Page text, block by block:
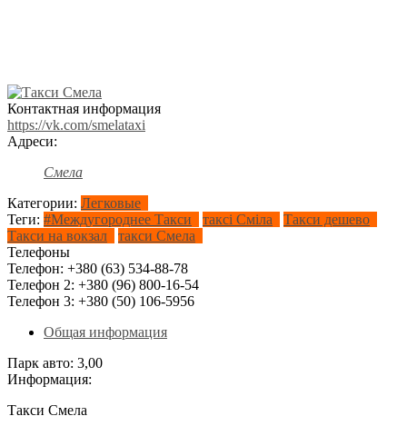
Контактная информация
https://vk.com/smelataxi
Адреси:
Смела
Категории: Легковые
Теги: #Междугороднее Такси таксі Сміла
Такси дешево
Такси на вокзал
такси Смела
Телефоны
Телефон: +380 (63) 534-88-78
Телефон 2: +380 (96) 800-16-54
Телефон 3: +380 (50) 106-5956
Общая информация
Парк авто: 3,00
Информация:
Такси Смела